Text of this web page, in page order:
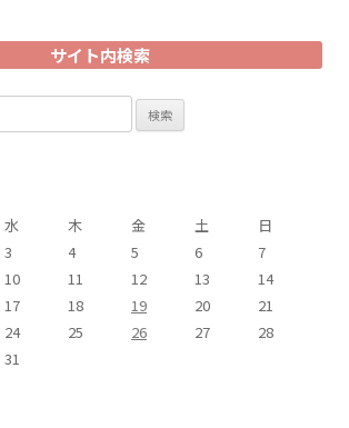
サイト内検索
水 木 金 土
日
3 4 5 6
7
10 11 12 13
14
17 18 19 20
21
24 25 26 27
28
31